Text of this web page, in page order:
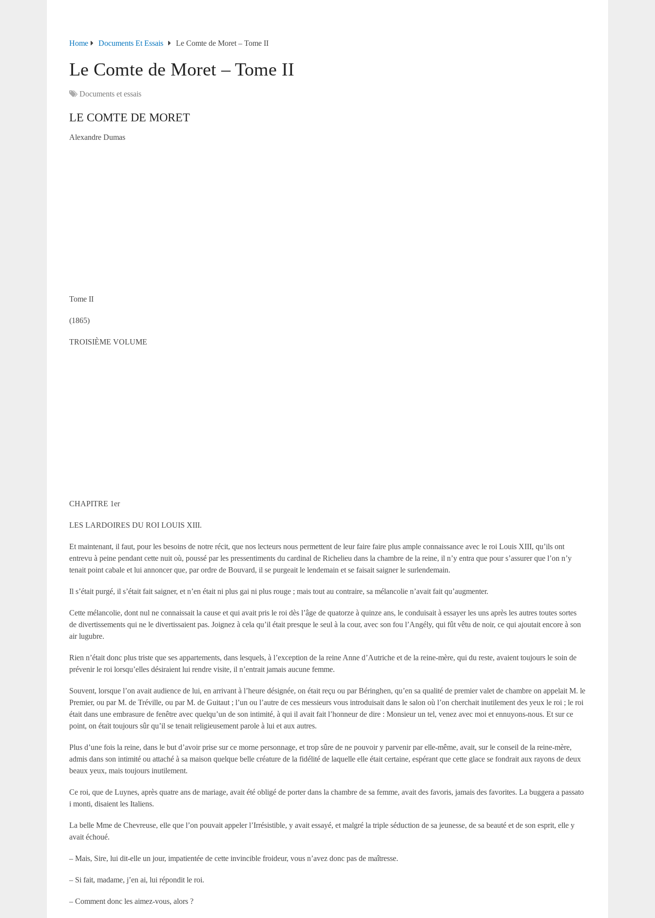
Home Documents Et Essais Le Comte de Moret – Tome II
Le Comte de Moret – Tome II
Documents et essais
LE COMTE DE MORET
Alexandre Dumas
Tome II
(1865)
TROISIÈME VOLUME
CHAPITRE 1er
LES LARDOIRES DU ROI LOUIS XIII.
Et maintenant, il faut, pour les besoins de notre récit, que nos lecteurs nous permettent de leur faire faire plus ample connaissance avec le roi Louis XIII, qu’ils ont
entrevu à peine pendant cette nuit où, poussé par les pressentiments du cardinal de Richelieu dans la chambre de la reine, il n’y entra que pour s’assurer que l’on n’y
tenait point cabale et lui annoncer que, par ordre de Bouvard, il se purgeait le lendemain et se faisait saigner le surlendemain.
Il s’était purgé, il s’était fait saigner, et n’en était ni plus gai ni plus rouge ; mais tout au contraire, sa mélancolie n’avait fait qu’augmenter.
Cette mélancolie, dont nul ne connaissait la cause et qui avait pris le roi dès l’âge de quatorze à quinze ans, le conduisait à essayer les uns après les autres toutes sortes
de divertissements qui ne le divertissaient pas. Joignez à cela qu’il était presque le seul à la cour, avec son fou l’Angély, qui fût vêtu de noir, ce qui ajoutait encore à son
air lugubre.
Rien n’était donc plus triste que ses appartements, dans lesquels, à l’exception de la reine Anne d’Autriche et de la reine-mère, qui du reste, avaient toujours le soin de
prévenir le roi lorsqu’elles désiraient lui rendre visite, il n’entrait jamais aucune femme.
Souvent, lorsque l’on avait audience de lui, en arrivant à l’heure désignée, on était reçu ou par Béringhen, qu’en sa qualité de premier valet de chambre on appelait M. le
Premier, ou par M. de Tréville, ou par M. de Guitaut ; l’un ou l’autre de ces messieurs vous introduisait dans le salon où l’on cherchait inutilement des yeux le roi ; le roi
était dans une embrasure de fenêtre avec quelqu’un de son intimité, à qui il avait fait l’honneur de dire : Monsieur un tel, venez avec moi et ennuyons-nous. Et sur ce
point, on était toujours sûr qu’il se tenait religieusement parole à lui et aux autres.
Plus d’une fois la reine, dans le but d’avoir prise sur ce morne personnage, et trop sûre de ne pouvoir y parvenir par elle-même, avait, sur le conseil de la reine-mère,
admis dans son intimité ou attaché à sa maison quelque belle créature de la fidélité de laquelle elle était certaine, espérant que cette glace se fondrait aux rayons de deux
beaux yeux, mais toujours inutilement.
Ce roi, que de Luynes, après quatre ans de mariage, avait été obligé de porter dans la chambre de sa femme, avait des favoris, jamais des favorites. La buggera a passato
i monti, disaient les Italiens.
La belle Mme de Chevreuse, elle que l’on pouvait appeler l’Irrésistible, y avait essayé, et malgré la triple séduction de sa jeunesse, de sa beauté et de son esprit, elle y
avait échoué.
– Mais, Sire, lui dit-elle un jour, impatientée de cette invincible froideur, vous n’avez donc pas de maîtresse.
– Si fait, madame, j’en ai, lui répondit le roi.
– Comment donc les aimez-vous, alors ?